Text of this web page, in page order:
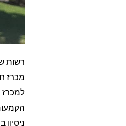
רשות
מכרז
למכרז